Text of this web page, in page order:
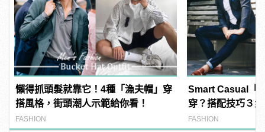
懶得抓頭髮就靠它！4種「漁夫帽」穿
搭風格，街頭潮人示範給你看！
FASHION
Smart Casual「
穿？搭配技巧３
FASHION